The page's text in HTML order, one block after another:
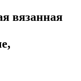
вязанная